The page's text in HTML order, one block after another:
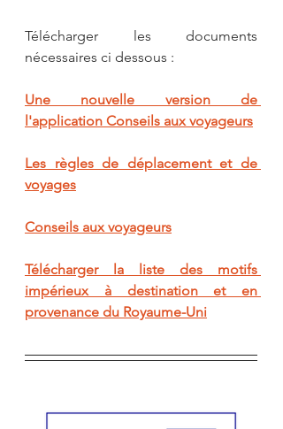
Télécharger les documents
nécessaires ci dessous :
Une nouvelle version de
l'application Conseils aux voyageurs
Les règles de déplacement et de
voyages
Conseils aux voyageurs
Télécharger la liste des motifs
impérieux à destination et en
provenance du Royaume-Uni